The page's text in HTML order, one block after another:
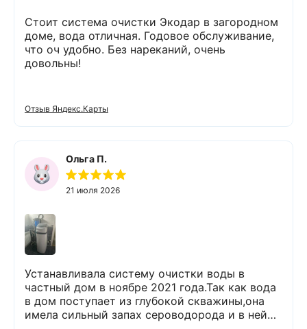
Стоит система очистки Экодар в загородном
доме, вода отличная. Годовое обслуживание,
что оч удобно. Без нареканий, очень
довольны!
Отзыв Яндекс.Карты
Ольга П.
21 июля 2026
Устанавливала систему очистки воды в
частный дом в ноябре 2021 года.Так как вода
в дом поступает из глубокой скважины,она
имела сильный запах сероводорода и в ней